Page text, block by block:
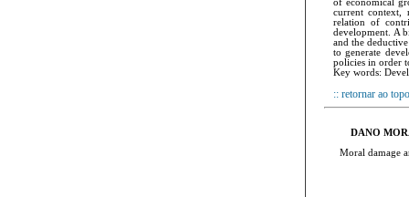
of economical
current context,
relation of
development. A
and the
to generate
policies in order
Key words:
:: retornar ao topo
DANO
Moral damage